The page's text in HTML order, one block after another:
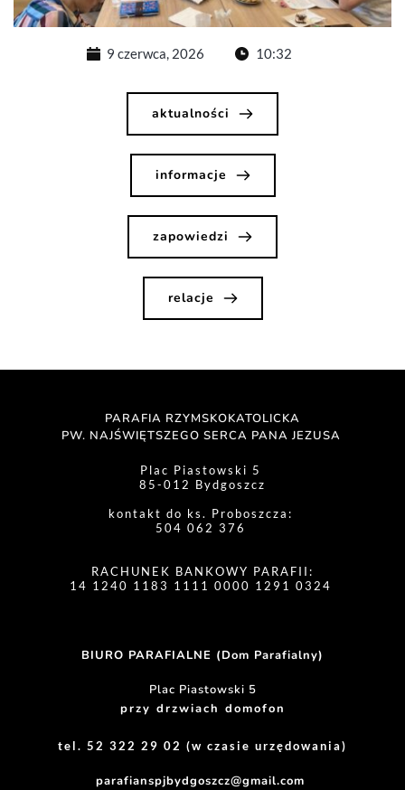
9 czerwca, 2026 10:32
aktualności
informacje
zapowiedzi
relacje
PARAFIA RZYMSKOKATOLICKA
PW. NAJŚWIĘTSZEGO SERCA PANA JEZUSA
Plac Piastowski 5
85-012 Bydgoszcz
kontakt do ks. Proboszcza:
504 062 376
RACHUNEK BANKOWY PARAFII:
14 1240 1183 1111 0000 1291 0324
BIURO PARAFIALNE (Dom Parafialny)
Plac Piastowski 5
przy drzwiach domofon
tel. 52 322 29 02 (w czasie urzędowania)
parafianspjbydgoszcz@gmail.com